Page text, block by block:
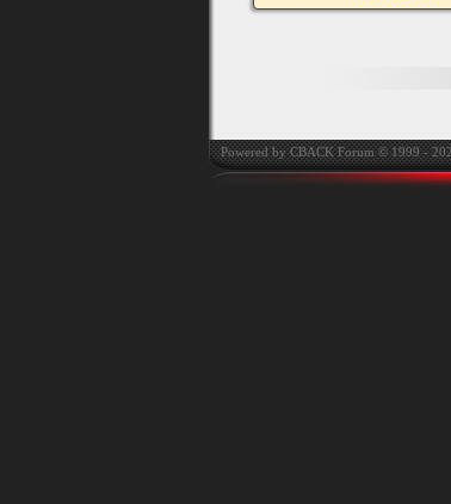
Ich habe
vergessen
Powered by CBACK Forum © 1999 -